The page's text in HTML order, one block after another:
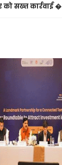
को सख्त कार्रवाई �